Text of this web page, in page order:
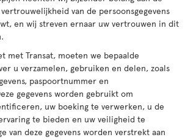
van de persoonsgegevens
en wij streven ernaar uw vertrouwen in dit
met Transat, moeten we bepaalde
u verzamelen, gebruiken en delen, zoals
paspoortnummer en
gegevens worden gebruikt om
uw boeking te verwerken, u de
te bieden en uw veiligheid te
van deze gegevens worden verstrekt aan